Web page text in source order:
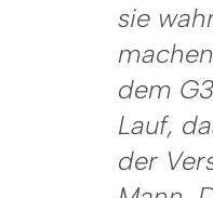
sie
dem
Lauf,
der